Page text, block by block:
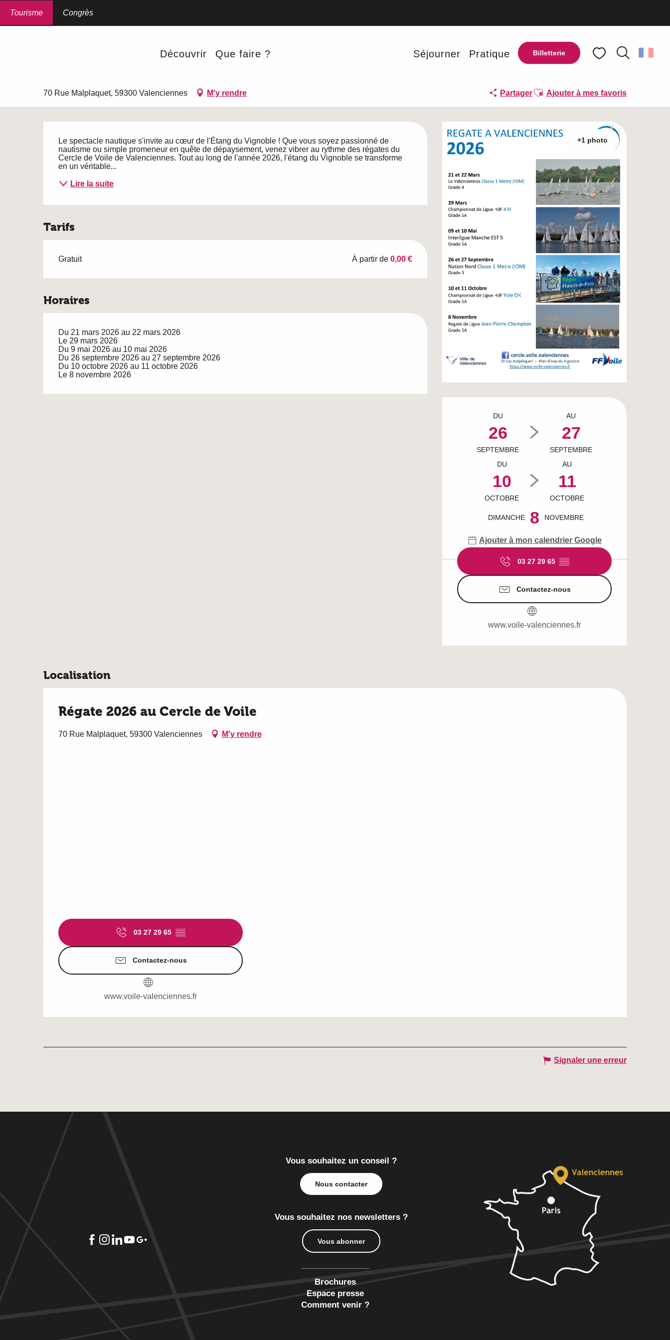
Billetterie
Tourisme Congrès
Découvrir Que faire ? Séjourner Pratique
Accueil Régate 2026 au Cercle de Voile
Régate 2026 au Cercle de Voile
70 Rue Malplaquet, 59300 Valenciennes M'y rendre PartagerAjouter aux favoris
Ajouter à mes favoris
+1 photo
Ouverture et
DU
26
SEPTEMBRE
AU
27
SEPTEMBRE
DU
10
OCTOBRE
AU
11
OCTOBRE
DIMANCHE 8 NOVEMBRE
Ajouter à mon calendrier Google
03 27 29 65 ▒▒
Contactez-nous
www.voile-valenciennes.fr
Description
Le spectacle nautique s'invite au cœur de l'Étang du Vignoble ! Que vous soyez passionné de
nautisme ou simple promeneur en quête de dépaysement, venez vibrer au rythme des régates du
Cercle de Voile de Valenciennes. Tout au long de l'année 2026, l'étang du Vignoble se transforme
en un véritable...
Lire la suite
Tarifs
Gratuit À partir de0,00 €
Horaires
Du 21 mars 2026 au 22 mars 2026
Le 29 mars 2026
Du 9 mai 2026 au 10 mai 2026
Du 26 septembre 2026 au 27 septembre 2026
Du 10 octobre 2026 au 11 octobre 2026
Le 8 novembre 2026
Localisation
Régate 2026 au Cercle de Voile
70 Rue Malplaquet, 59300 Valenciennes M'y rendre
03 27 29 65 ▒▒
Contactez-nous
www.voile-valenciennes.fr
Signaler une erreur
Vous souhaitez un conseil ?
Nous contacter
Vous souhaitez nos newsletters ?
Vous abonner
Brochures
Espace presse
Comment venir ?